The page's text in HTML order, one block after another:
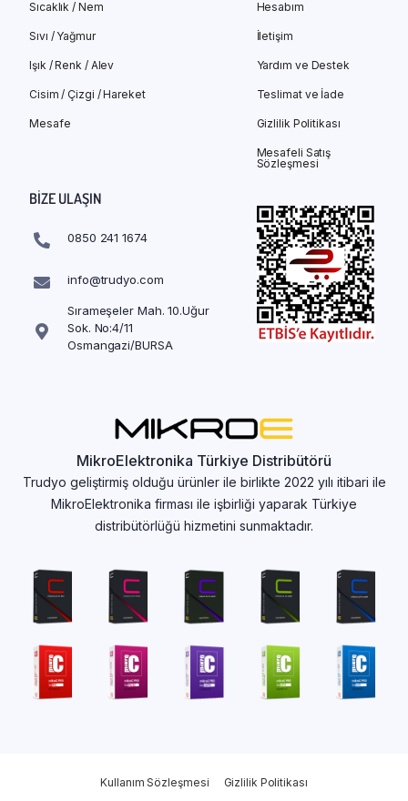
Sıcaklık / Nem
Sıvı / Yağmur
Işık / Renk / Alev
Cisim / Çizgi / Hareket
Mesafe
Hesabım
İletişim
Yardım ve Destek
Teslimat ve İade
Gizlilik Politikası
Mesafeli Satış
Sözleşmesi
BIZE ULAŞIN
0850 241 1674
info@trudyo.com
Sırameşeler Mah. 10.Uğur
Sok. No:4/11
Osmangazi/BURSA
MikroElektronika Türkiye Distribütörü
Trudyo geliştirmiş olduğu ürünler ile birlikte 2022 yılı itibari ile
MikroElektronika firması ile işbirliği yaparak Türkiye
distribütörlüğü hizmetini sunmaktadır.
Kullanım Sözleşmesi Gizlilik Politikası